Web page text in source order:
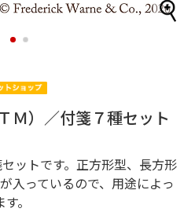
1 2
Ｍ）／付箋７種セット
ットです。正方形型、長方形
入っているので、用途によっ
。